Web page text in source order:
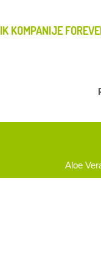
KOMPANIJE
Aloe